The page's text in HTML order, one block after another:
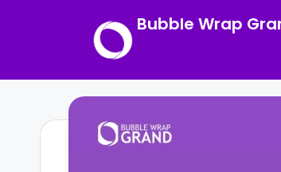
Bubble Wrap